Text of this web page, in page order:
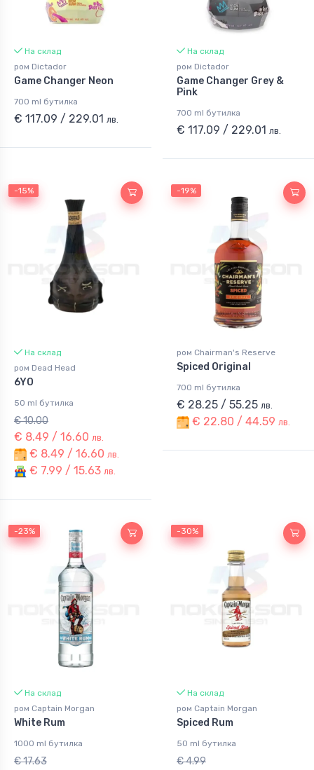
На склад
ром Dictador
Game Changer Neon
700 ml бутилка
€ 117.09 / 229.01 лв.
На склад
ром Dictador
Game Changer Grey &
Pink
700 ml бутилка
€ 117.09 / 229.01 лв.
-15%
-15%
На склад
ром Dead Head
6YO
50 ml бутилка
€ 10.00
€ 8.49 / 16.60 лв.
€ 8.49 / 16.60 лв.
€ 7.99 / 15.63 лв.
-19%
ром Chairman's Reserve
Spiced Original
700 ml бутилка
€ 28.25 / 55.25 лв.
€ 22.80 / 44.59 лв.
-23%
-23%
На склад
ром Captain Morgan
White Rum
1000 ml бутилка
€ 17.63
-30%
-30%
На склад
ром Captain Morgan
Spiced Rum
50 ml бутилка
€ 4.99